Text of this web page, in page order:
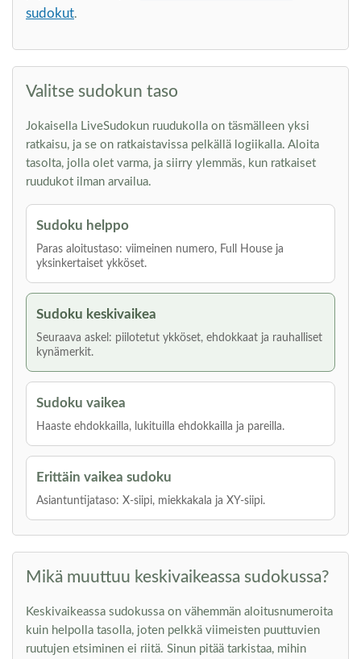
sudokut.
Valitse sudokun taso
Jokaisella LiveSudokun ruudukolla on täsmälleen yksi
ratkaisu, ja se on ratkaistavissa pelkällä logiikalla. Aloita
tasolta, jolla olet varma, ja siirry ylemmäs, kun ratkaiset
ruudukot ilman arvailua.
Sudoku helppo
Paras aloitustaso: viimeinen numero, Full House ja
yksinkertaiset ykköset.
Sudoku keskivaikea
Seuraava askel: piilotetut ykköset, ehdokkaat ja rauhalliset
kynämerkit.
Sudoku vaikea
Haaste ehdokkailla, lukituilla ehdokkailla ja pareilla.
Erittäin vaikea sudoku
Asiantuntijataso: X-siipi, miekkakala ja XY-siipi.
Mikä muuttuu keskivaikeassa sudokussa?
Keskivaikeassa sudokussa on vähemmän aloitusnumeroita
kuin helpolla tasolla, joten pelkkä viimeisten puuttuvien
ruutujen etsiminen ei riitä. Sinun pitää tarkistaa, mihin